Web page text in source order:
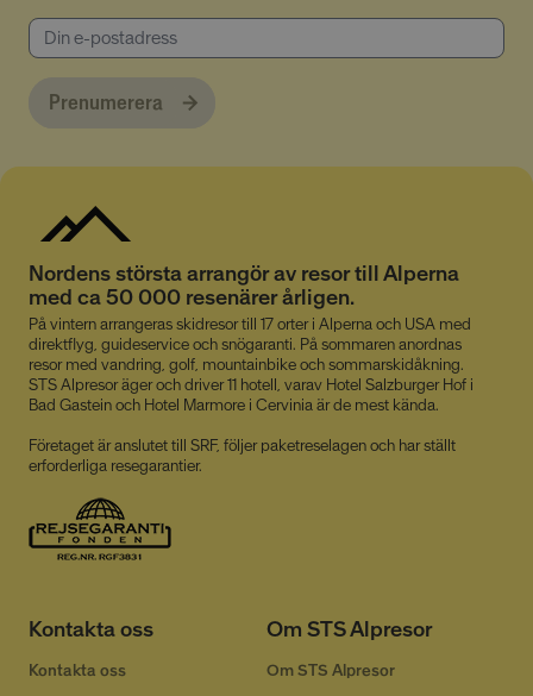
Prenumerera
Nordens största arrangör av resor till Alperna
med ca 50 000 resenärer årligen.
På vintern arrangeras skidresor till 17 orter i Alperna och USA med
direktflyg, guideservice och snögaranti. På sommaren anordnas
resor med vandring, golf, mountainbike och sommarskidåkning.
STS Alpresor äger och driver 11 hotell, varav Hotel Salzburger Hof i
Bad Gastein och Hotel Marmore i Cervinia är de mest kända.
Företaget är anslutet till SRF, följer paketreselagen och har ställt
erforderliga resegarantier.
Kontakta oss
Kontakta oss
Om STS Alpresor
Om STS Alpresor
Funktionella cookies
Oklassificerade
Dessa cookies är nödvändiga för att webbplatsen
ska fungera och kan inte stängas av i våra system.
De är vanligtvis bara inställda som svar på åtgärder
som du gjort som utgör en begäran om tjänster, till
exempel inställning av dina personliga preferenser,
inloggning eller fyllning av formulär. Du kan ställa in
dessa cookies, men vissa delar av webbplatsen
fungerar inte då. Dessa cookies lagrar inte någon
Namn
__cmpcc